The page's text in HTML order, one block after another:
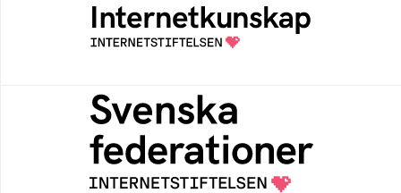
Samlad kunskap som hjälper dig att bli en
säker och medveten internetanvändare
Svenska federationer
Grunden för medlemskap i en sektors- eller
kontextspecifik federation